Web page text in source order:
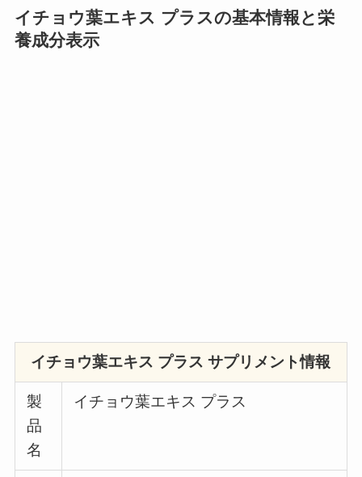
イチョウ葉エキス プラスの基本情報と栄
養成分表示
イチョウ葉エキス プラス サプリメント情報
製
品
名
イチョウ葉エキス プラス